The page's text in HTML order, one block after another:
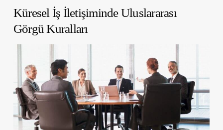
Küresel İş İletişiminde Uluslararası
Görgü Kuralları